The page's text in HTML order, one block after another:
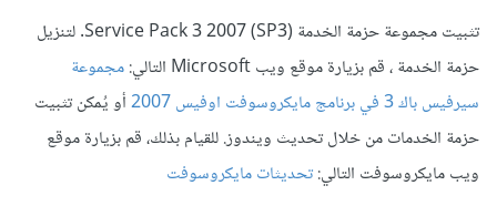
تثبيت مجموعة حزمة الخدمة Service Pack 3 2007 (SP3). لتنزيل
حزمة الخدمة ، قم بزيارة موقع ويب Microsoft التالي:
مجموعة
سيرفيس باك 3 في برنامج مايكروسوفت اوفيس 2007
أو يُمكن تثبيت
حزمة الخدمات من خلال تحديث ويندوز. للقيام بذلك، قم بزيارة موقع
ويب مايكروسوفت التالي:تحديثات مايكروسوفت